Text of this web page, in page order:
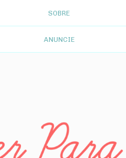
SOBRE
ANUNCIE